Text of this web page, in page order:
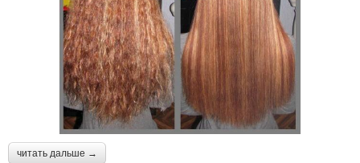
читать дальше →